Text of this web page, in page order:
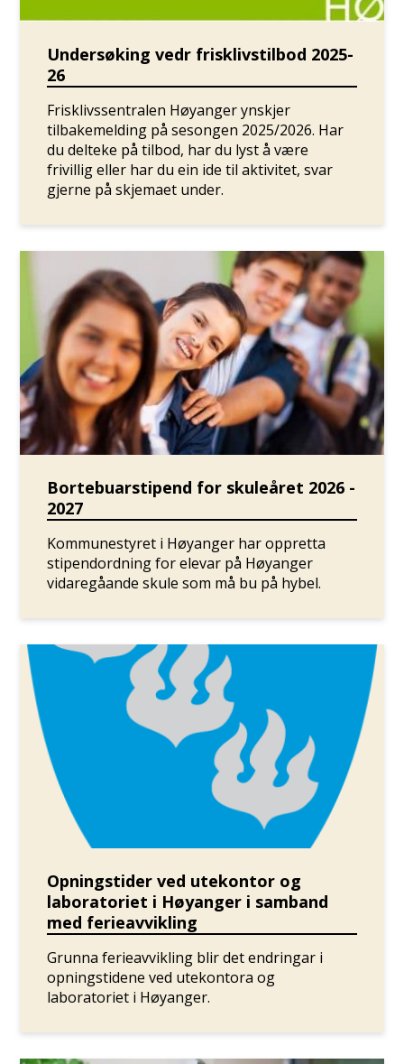
Undersøking vedr frisklivstilbod 2025-
26
Frisklivssentralen Høyanger ynskjer
tilbakemelding på sesongen 2025/2026. Har
du delteke på tilbod, har du lyst å være
frivillig eller har du ein ide til aktivitet, svar
gjerne på skjemaet under.
Bortebuarstipend for skuleåret 2026 -
2027
Kommunestyret i Høyanger har oppretta
stipendordning for elevar på Høyanger
vidaregåande skule som må bu på hybel.
Opningstider ved utekontor og
laboratoriet i Høyanger i samband
med ferieavvikling
Grunna ferieavvikling blir det endringar i
opningstidene ved utekontora og
laboratoriet i Høyanger.